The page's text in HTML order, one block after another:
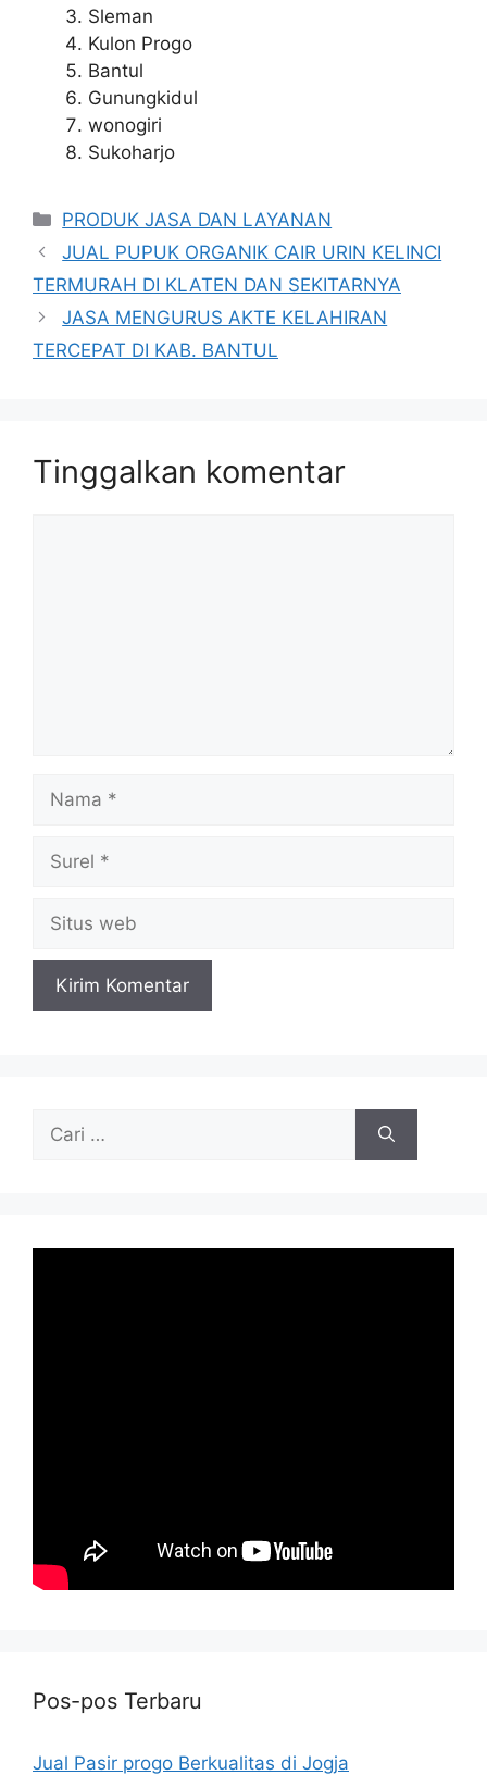
Sleman
Kulon Progo
Bantul
Gunungkidul
wonogiri
Sukoharjo
Kategori
PRODUK JASA DAN LAYANAN
JUAL PUPUK ORGANIK CAIR URIN KELINCI
TERMURAH DI KLATEN DAN SEKITARNYA
JASA MENGURUS AKTE KELAHIRAN
TERCEPAT DI KAB. BANTUL
Tinggalkan komentar
web
untuk:
Pos-pos Terbaru
Jual Pasir progo Berkualitas di Jogja